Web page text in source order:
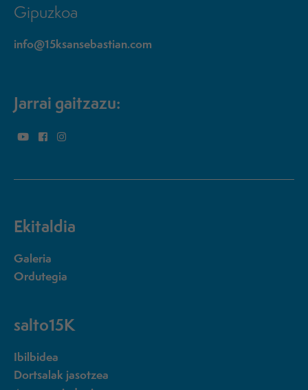
Gipuzkoa
info@15ksansebastian.com
Jarrai gaitzazu:
Ekitaldia
Galeria
Ordutegia
salto15K
Ibilbidea
Dortsalak jasotzea